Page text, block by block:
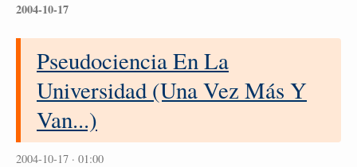
2004-10-17
Pseudociencia En La
Universidad (Una Vez Más Y
Van...)
2004-10-17 · 01:00